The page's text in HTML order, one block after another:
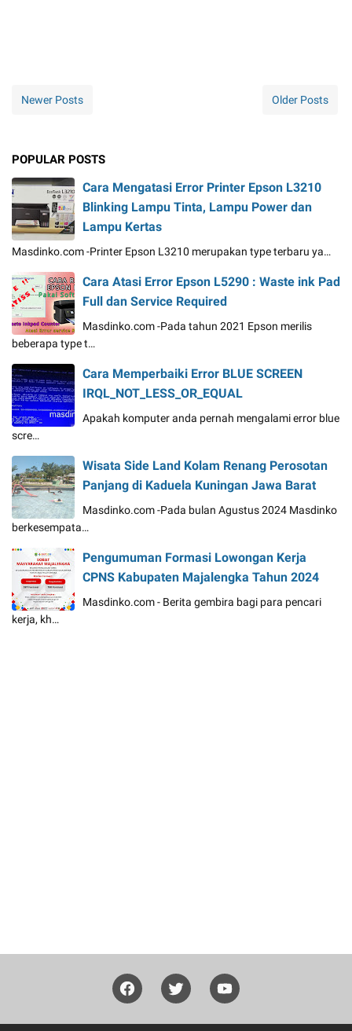
Newer Posts Older Posts
POPULAR POSTS
Cara Mengatasi Error Printer Epson L3210
Blinking Lampu Tinta, Lampu Power dan
Lampu Kertas
Masdinko.com -Printer Epson L3210 merupakan type terbaru ya…
Cara Atasi Error Epson L5290 : Waste ink Pad
Full dan Service Required
Masdinko.com -Pada tahun 2021 Epson merilis
beberapa type t…
Cara Memperbaiki Error BLUE SCREEN
IRQL_NOT_LESS_OR_EQUAL
Apakah komputer anda pernah mengalami error blue
scre…
Wisata Side Land Kolam Renang Perosotan
Panjang di Kaduela Kuningan Jawa Barat
Masdinko.com -Pada bulan Agustus 2024 Masdinko
berkesempata…
Pengumuman Formasi Lowongan Kerja
CPNS Kabupaten Majalengka Tahun 2024
Masdinko.com - Berita gembira bagi para pencari
kerja, kh…